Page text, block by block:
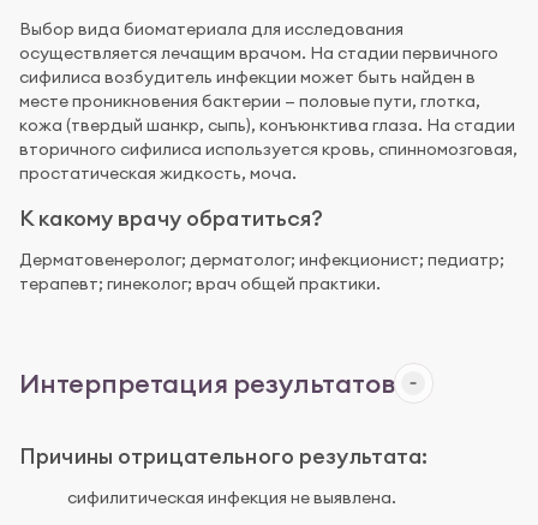
Выбор вида биоматериала для исследования
осуществляется лечащим врачом. На стадии первичного
сифилиса возбудитель инфекции может быть найден в
месте проникновения бактерии — половые пути, глотка,
кожа (твердый шанкр, сыпь), конъюнктива глаза. На стадии
вторичного сифилиса используется кровь, спинномозговая,
простатическая жидкость, моча.
К какому врачу обратиться?
Дерматовенеролог; дерматолог; инфекционист; педиатр;
терапевт; гинеколог; врач общей практики.
Интерпретация результатов
Причины отрицательного результата:
сифилитическая инфекция не выявлена.